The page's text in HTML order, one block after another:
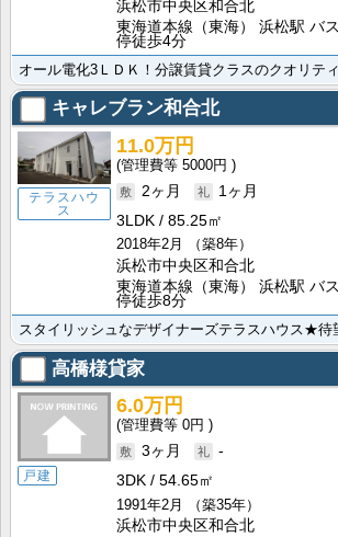
浜松市中央区和合北
東海道本線（東海） 浜松駅 バ
停徒歩4分
キャレブラン和合北
テラスハウ
ス
11.0万円
5000円
2ヶ月
1ヶ月
3LDK
85.25㎡
2018年2月
（築8年）
浜松市中央区和合北
東海道本線（東海） 浜松駅 バ
停徒歩8分
高橋様貸家
戸建
6.0万円
0円
3ヶ月
-
3DK
54.65㎡
1991年2月
（築35年）
浜松市中央区和合北